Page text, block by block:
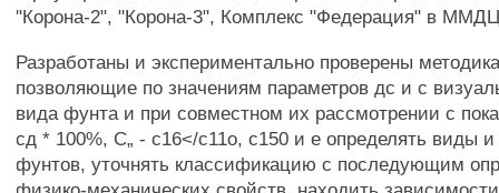
"Корона-2", "Корона-3", Комплекс "Федерация" в
Разработаны и экспериментально проверены
позволяющие по значениям параметров дс и с
вида фунта и при совместном их рассмотрении с
сд * 100%, С„ - с16</с11о, с150 и е определять виды
фунтов, уточнять классификацию с последующим